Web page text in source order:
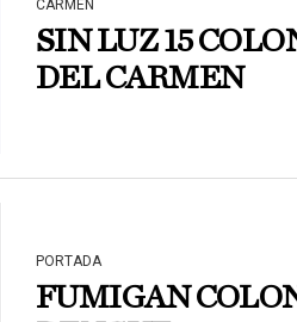
CARMEN
SIN LUZ 15
DEL CARMEN
PORTADA
FUMIGAN